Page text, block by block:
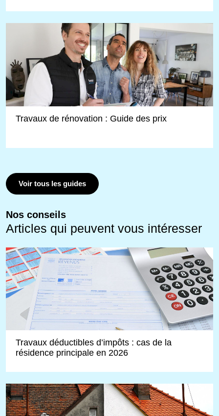
Travaux de rénovation : Guide des prix
Voir tous les guides
Nos conseils
Articles qui peuvent vous intéresser
Travaux déductibles d’impôts : cas de la
résidence principale en 2026